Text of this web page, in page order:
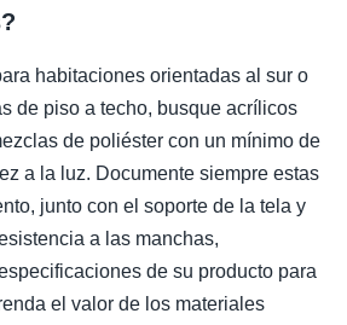
habitaciones orientadas al sur o
de piso a techo, busque acrílicos
de poliéster con un mínimo de
a la luz. Documente siempre estas
junto con el soporte de la tela y
a las manchas,
de su producto para
el valor de los materiales